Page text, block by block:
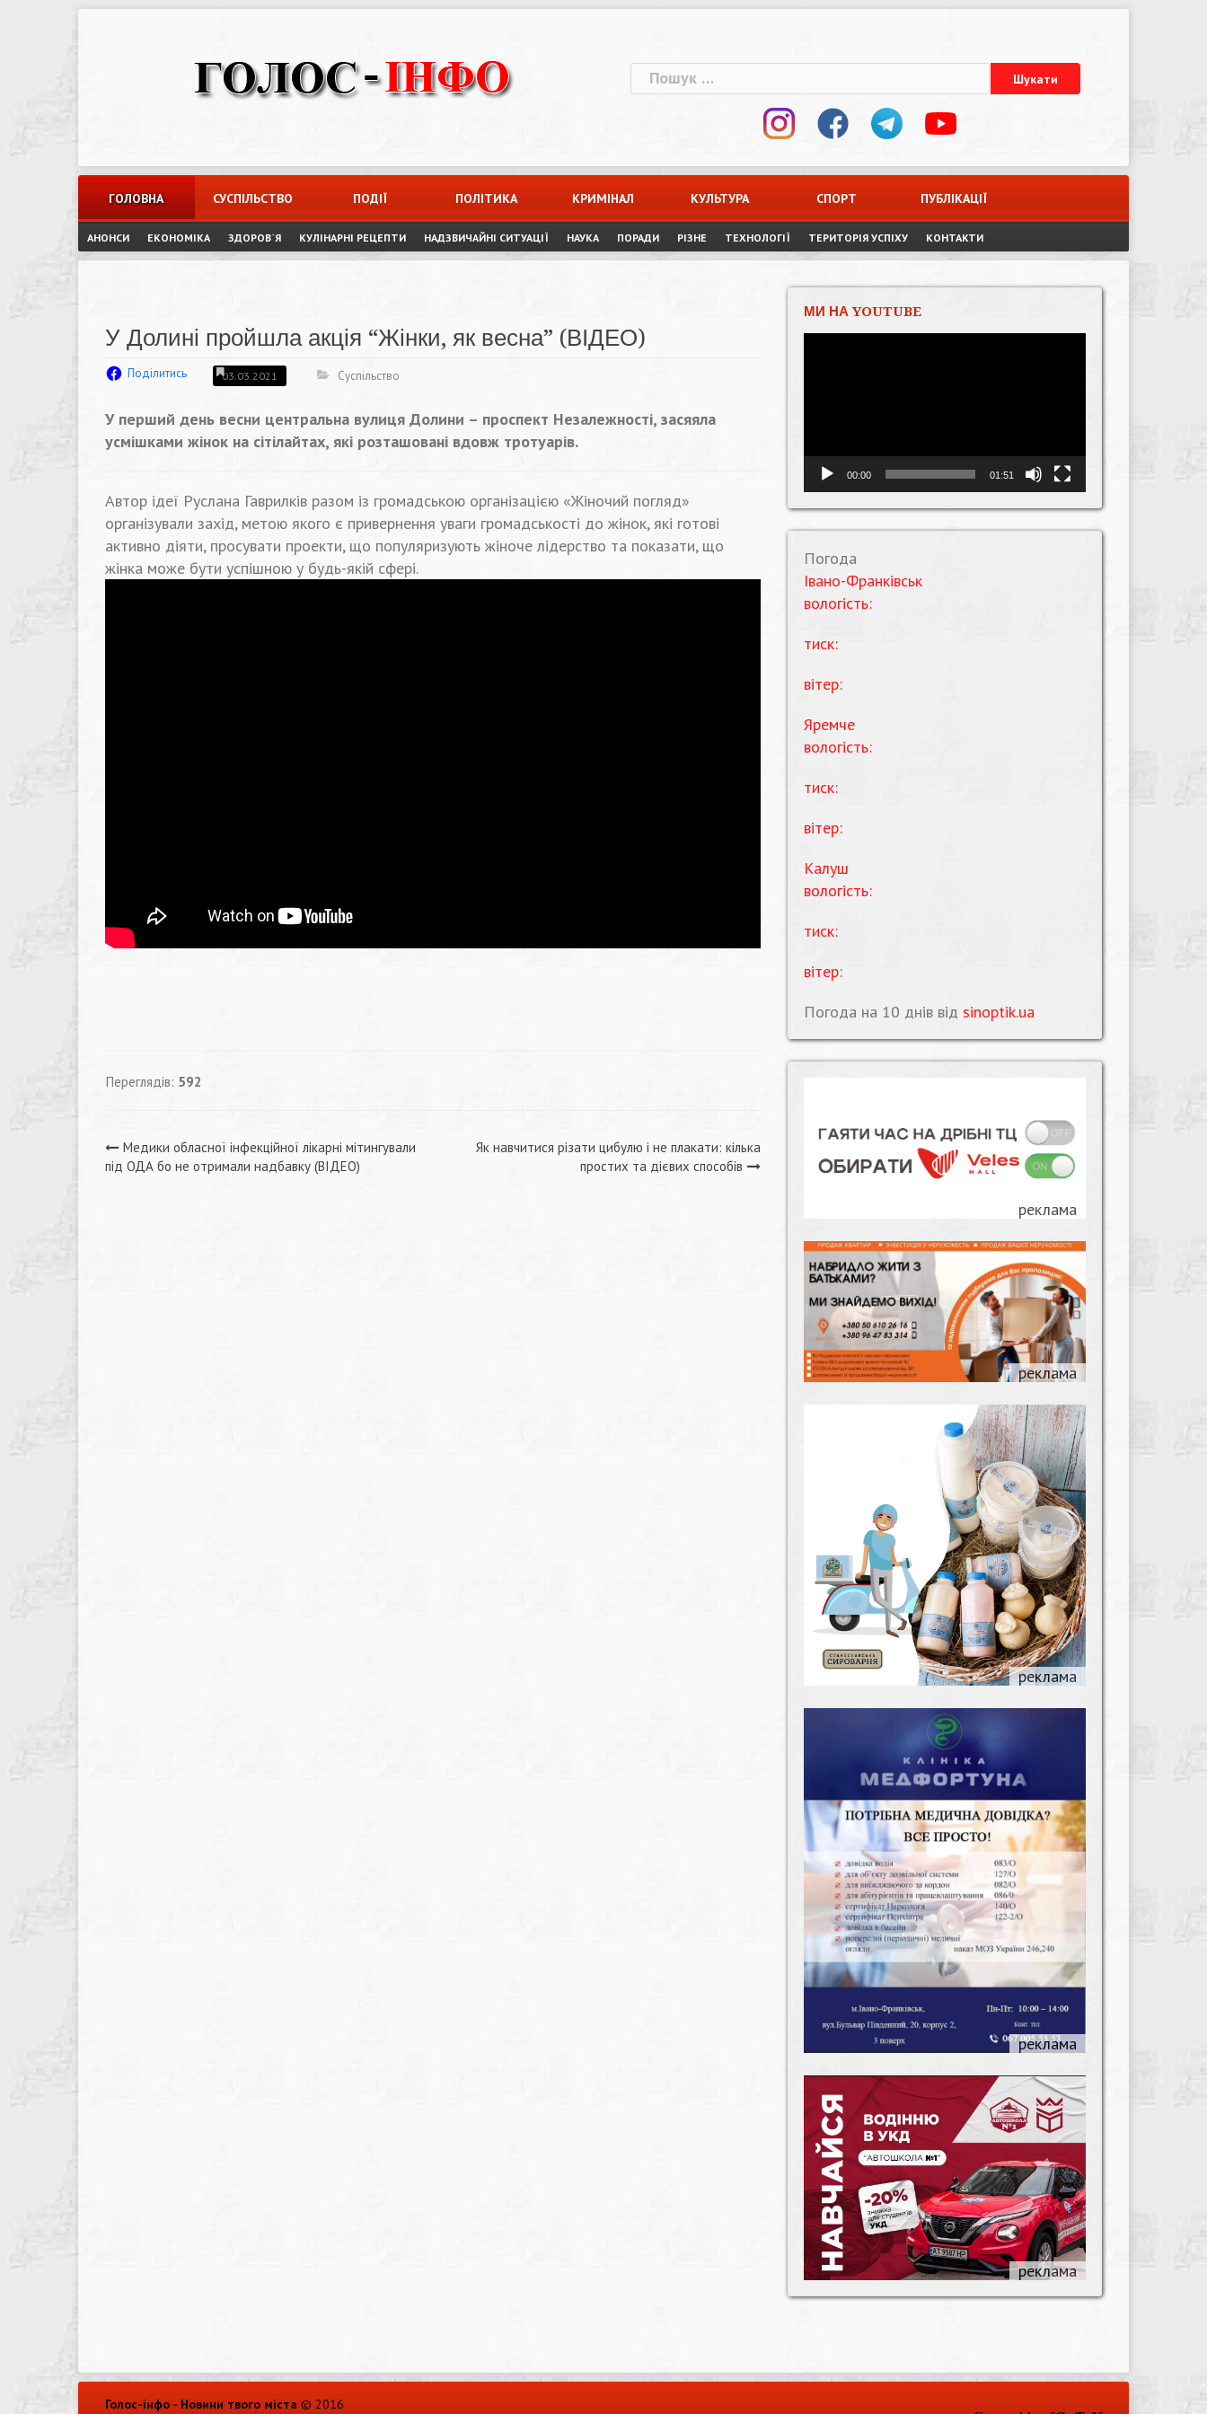
Пошук:
ГОЛОВНА СУСПІЛЬСТВО ПОДІЇ ПОЛІТИКА КРИМІНАЛ КУЛЬТУРА СПОРТ ПУБЛІКАЦІЇ
АНОНСИ ЕКОНОМІКА ЗДОРОВ`Я КУЛІНАРНІ РЕЦЕПТИ НАДЗВИЧАЙНІ СИТУАЦІЇ НАУКА ПОРАДИ РІЗНЕ ТЕХНОЛОГІЇ ТЕРИТОРІЯ УСПІХУ КОНТАКТИ
У Долині пройшла акція “Жінки, як весна” (ВІДЕО)
Поділитись 03.03.2021 Суспільство
У перший день весни центральна вулиця Долини – проспект Незалежності, засяяла
усмішками жінок на сітілайтах, які розташовані вдовж тротуарів.
Автор ідеї Руслана Гаврилків разом із громадською організацією «Жіночий погляд»
організували захід, метою якого є привернення уваги громадськості до жінок, які готові
активно діяти, просувати проекти, що популяризують жіноче лідерство та показати, що
жінка може бути успішною у будь-якій сфері.
Переглядів: 592
Навігація
Медики обласної інфекційної лікарні мітингували
під ОДА бо не отримали надбавку (ВІДЕО)
Як навчитися різати цибулю і не плакати: кілька
простих та дієвих способів
МИ НА YOUTUBE
00:00 01:51
Погода
Івано-Франківськ
вологість:
тиск:
вітер:
Яремче
вологість:
тиск:
вітер:
Калуш
вологість:
тиск:
вітер:
Погода на 10 днів від sinoptik.ua
Голос-інфо - Новини твого міста © 2016